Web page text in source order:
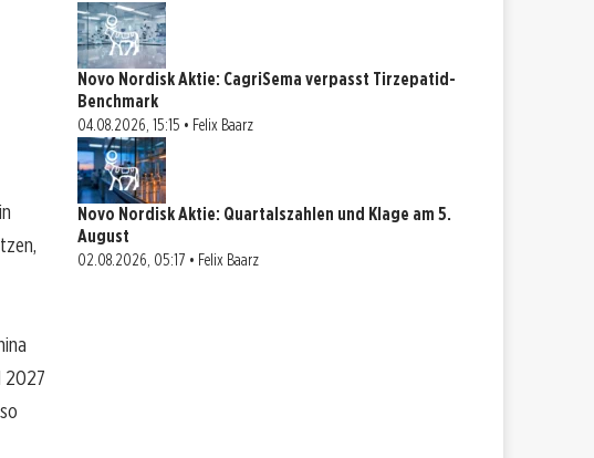
2027
Novo Nordisk Aktie: CagriSema verpasst Tirzepatid-
Benchmark
04.08.2026, 15:15 • Felix Baarz
Novo Nordisk Aktie: Quartalszahlen und Klage am 5.
August
02.08.2026, 05:17 • Felix Baarz